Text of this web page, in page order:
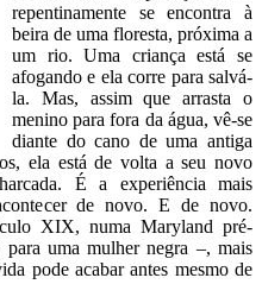
repentinamente se encontra à
beira de uma floresta, próxima a
um rio. Uma criança está se
afogando e ela corre para salvá-
la. Mas, assim que arrasta o
menino para fora da água, vê-se
diante do cano de uma antiga
ela está de volta a seu novo
É a experiência mais
de novo. E de novo.
XIX, numa Maryland pré-
uma mulher negra –, mais
pode acabar antes mesmo de